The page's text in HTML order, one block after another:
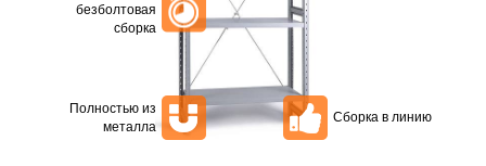
безболтовая
сборка
Полностью из
металла
Сборка в линию